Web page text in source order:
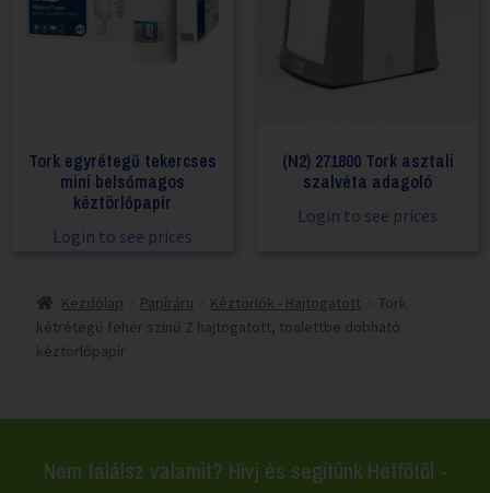
Tork egyrétegű tekercses
mini belsőmagos
kéztörlőpapír
Login to see prices
(N2) 271800 Tork asztali
szalvéta adagoló
Login to see prices
Kezdőlap Papíráru Kéztörlők - Hajtogatott
Tork
kétrétegű fehér színű Z hajtogatott, toalettbe dobható
kéztörlőpapír
Nem találsz valamit? Hívj és segítünk Hétfőtől -